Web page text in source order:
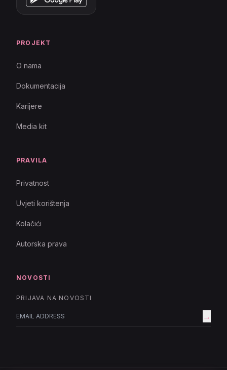
PROJEKT
O nama
Dokumentacija
Karijere
Media kit
PRAVILA
Privatnost
Uvjeti korištenja
Kolačići
Autorska prava
NOVOSTI
PRIJAVA NA NOVOSTI
→